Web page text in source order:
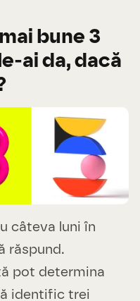
bune 3
ai da, dacă
câteva luni în
răspund.
pot determina
identific trei